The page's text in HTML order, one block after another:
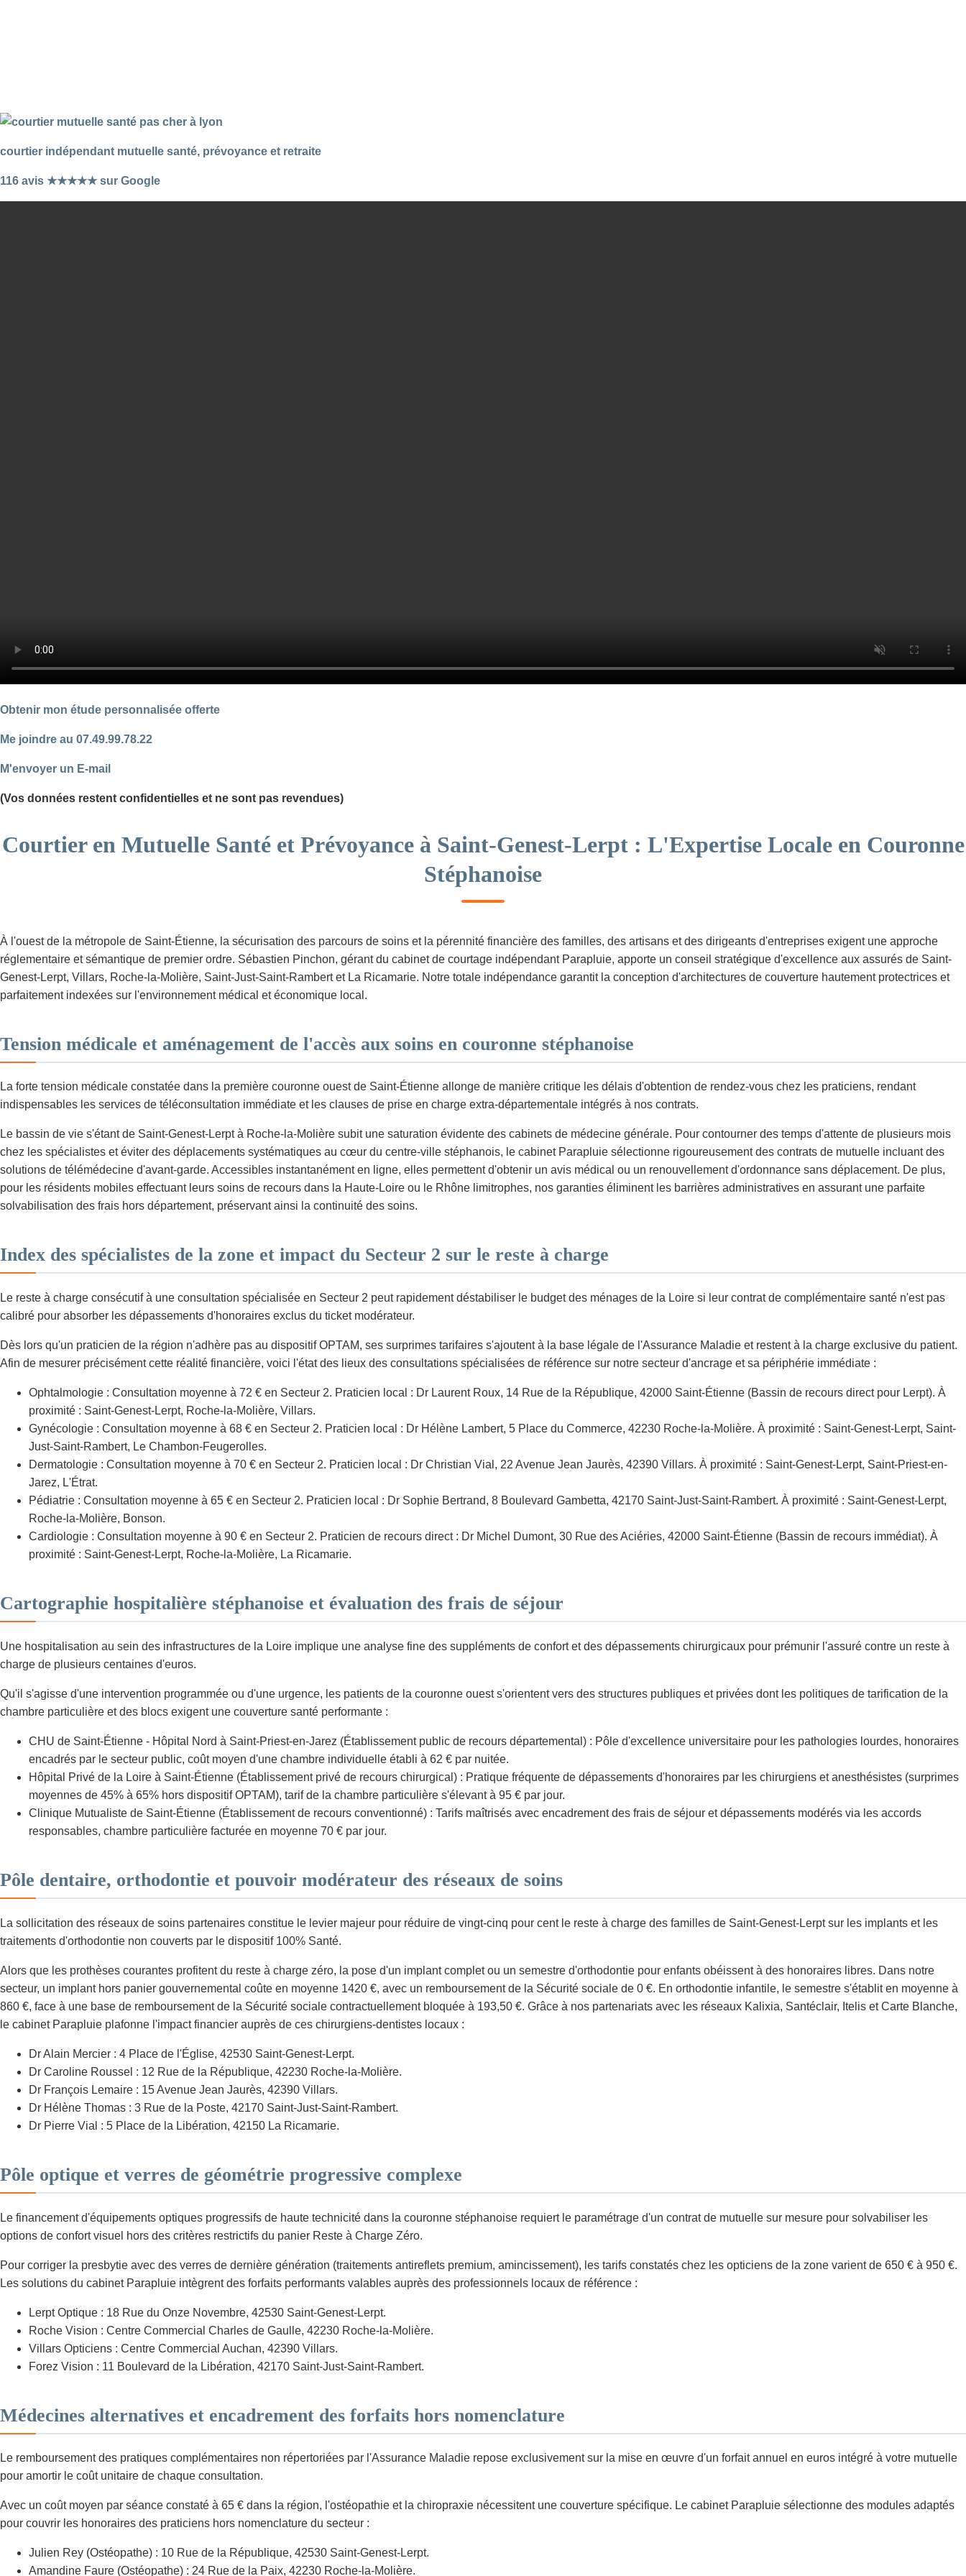
courtier indépendant mutuelle santé, prévoyance et retraite
116 avis ★★★★★ sur Google
Obtenir mon étude personnalisée offerte
Me joindre au 07.49.99.78.22
M'envoyer un E-mail
(Vos données restent confidentielles et ne sont pas revendues)
Courtier en Mutuelle Santé et Prévoyance à Saint-Genest-Lerpt : L'Expertise Locale en Couronne
Stéphanoise
À l'ouest de la métropole de Saint-Étienne, la sécurisation des parcours de soins et la pérennité financière des familles, des artisans et des dirigeants d'entreprises exigent une approche
réglementaire et sémantique de premier ordre. Sébastien Pinchon, gérant du cabinet de courtage indépendant Parapluie, apporte un conseil stratégique d'excellence aux assurés de Saint-
Genest-Lerpt, Villars, Roche-la-Molière, Saint-Just-Saint-Rambert et La Ricamarie. Notre totale indépendance garantit la conception d'architectures de couverture hautement protectrices et
parfaitement indexées sur l'environnement médical et économique local.
Tension médicale et aménagement de l'accès aux soins en couronne stéphanoise
La forte tension médicale constatée dans la première couronne ouest de Saint-Étienne allonge de manière critique les délais d'obtention de rendez-vous chez les praticiens, rendant
indispensables les services de téléconsultation immédiate et les clauses de prise en charge extra-départementale intégrés à nos contrats.
Le bassin de vie s'étant de Saint-Genest-Lerpt à Roche-la-Molière subit une saturation évidente des cabinets de médecine générale. Pour contourner des temps d'attente de plusieurs mois
chez les spécialistes et éviter des déplacements systématiques au cœur du centre-ville stéphanois, le cabinet Parapluie sélectionne rigoureusement des contrats de mutuelle incluant des
solutions de télémédecine d'avant-garde. Accessibles instantanément en ligne, elles permettent d'obtenir un avis médical ou un renouvellement d'ordonnance sans déplacement. De plus,
pour les résidents mobiles effectuant leurs soins de recours dans la Haute-Loire ou le Rhône limitrophes, nos garanties éliminent les barrières administratives en assurant une parfaite
solvabilisation des frais hors département, préservant ainsi la continuité des soins.
Index des spécialistes de la zone et impact du Secteur 2 sur le reste à charge
Le reste à charge consécutif à une consultation spécialisée en Secteur 2 peut rapidement déstabiliser le budget des ménages de la Loire si leur contrat de complémentaire santé n'est pas
calibré pour absorber les dépassements d'honoraires exclus du ticket modérateur.
Dès lors qu'un praticien de la région n'adhère pas au dispositif OPTAM, ses surprimes tarifaires s'ajoutent à la base légale de l'Assurance Maladie et restent à la charge exclusive du patient.
Afin de mesurer précisément cette réalité financière, voici l'état des lieux des consultations spécialisées de référence sur notre secteur d'ancrage et sa périphérie immédiate :
Ophtalmologie : Consultation moyenne à 72 € en Secteur 2. Praticien local : Dr Laurent Roux, 14 Rue de la République, 42000 Saint-Étienne (Bassin de recours direct pour Lerpt). À
proximité : Saint-Genest-Lerpt, Roche-la-Molière, Villars.
Gynécologie : Consultation moyenne à 68 € en Secteur 2. Praticien local : Dr Hélène Lambert, 5 Place du Commerce, 42230 Roche-la-Molière. À proximité : Saint-Genest-Lerpt, Saint-
Just-Saint-Rambert, Le Chambon-Feugerolles.
Dermatologie : Consultation moyenne à 70 € en Secteur 2. Praticien local : Dr Christian Vial, 22 Avenue Jean Jaurès, 42390 Villars. À proximité : Saint-Genest-Lerpt, Saint-Priest-en-
Jarez, L'Étrat.
Pédiatrie : Consultation moyenne à 65 € en Secteur 2. Praticien local : Dr Sophie Bertrand, 8 Boulevard Gambetta, 42170 Saint-Just-Saint-Rambert. À proximité : Saint-Genest-Lerpt,
Roche-la-Molière, Bonson.
Cardiologie : Consultation moyenne à 90 € en Secteur 2. Praticien de recours direct : Dr Michel Dumont, 30 Rue des Aciéries, 42000 Saint-Étienne (Bassin de recours immédiat). À
proximité : Saint-Genest-Lerpt, Roche-la-Molière, La Ricamarie.
Cartographie hospitalière stéphanoise et évaluation des frais de séjour
Une hospitalisation au sein des infrastructures de la Loire implique une analyse fine des suppléments de confort et des dépassements chirurgicaux pour prémunir l'assuré contre un reste à
charge de plusieurs centaines d'euros.
Qu'il s'agisse d'une intervention programmée ou d'une urgence, les patients de la couronne ouest s'orientent vers des structures publiques et privées dont les politiques de tarification de la
chambre particulière et des blocs exigent une couverture santé performante :
CHU de Saint-Étienne - Hôpital Nord à Saint-Priest-en-Jarez (Établissement public de recours départemental) : Pôle d'excellence universitaire pour les pathologies lourdes, honoraires
encadrés par le secteur public, coût moyen d'une chambre individuelle établi à 62 € par nuitée.
Hôpital Privé de la Loire à Saint-Étienne (Établissement privé de recours chirurgical) : Pratique fréquente de dépassements d'honoraires par les chirurgiens et anesthésistes (surprimes
moyennes de 45% à 65% hors dispositif OPTAM), tarif de la chambre particulière s'élevant à 95 € par jour.
Clinique Mutualiste de Saint-Étienne (Établissement de recours conventionné) : Tarifs maîtrisés avec encadrement des frais de séjour et dépassements modérés via les accords
responsables, chambre particulière facturée en moyenne 70 € par jour.
Pôle dentaire, orthodontie et pouvoir modérateur des réseaux de soins
La sollicitation des réseaux de soins partenaires constitue le levier majeur pour réduire de vingt-cinq pour cent le reste à charge des familles de Saint-Genest-Lerpt sur les implants et les
traitements d'orthodontie non couverts par le dispositif 100% Santé.
Alors que les prothèses courantes profitent du reste à charge zéro, la pose d'un implant complet ou un semestre d'orthodontie pour enfants obéissent à des honoraires libres. Dans notre
secteur, un implant hors panier gouvernemental coûte en moyenne 1420 €, avec un remboursement de la Sécurité sociale de 0 €. En orthodontie infantile, le semestre s'établit en moyenne à
860 €, face à une base de remboursement de la Sécurité sociale contractuellement bloquée à 193,50 €. Grâce à nos partenariats avec les réseaux Kalixia, Santéclair, Itelis et Carte Blanche,
le cabinet Parapluie plafonne l'impact financier auprès de ces chirurgiens-dentistes locaux :
Dr Alain Mercier : 4 Place de l'Église, 42530 Saint-Genest-Lerpt.
Dr Caroline Roussel : 12 Rue de la République, 42230 Roche-la-Molière.
Dr François Lemaire : 15 Avenue Jean Jaurès, 42390 Villars.
Dr Hélène Thomas : 3 Rue de la Poste, 42170 Saint-Just-Saint-Rambert.
Dr Pierre Vial : 5 Place de la Libération, 42150 La Ricamarie.
Pôle optique et verres de géométrie progressive complexe
Le financement d'équipements optiques progressifs de haute technicité dans la couronne stéphanoise requiert le paramétrage d'un contrat de mutuelle sur mesure pour solvabiliser les
options de confort visuel hors des critères restrictifs du panier Reste à Charge Zéro.
Pour corriger la presbytie avec des verres de dernière génération (traitements antireflets premium, amincissement), les tarifs constatés chez les opticiens de la zone varient de 650 € à 950 €.
Les solutions du cabinet Parapluie intègrent des forfaits performants valables auprès des professionnels locaux de référence :
Lerpt Optique : 18 Rue du Onze Novembre, 42530 Saint-Genest-Lerpt.
Roche Vision : Centre Commercial Charles de Gaulle, 42230 Roche-la-Molière.
Villars Opticiens : Centre Commercial Auchan, 42390 Villars.
Forez Vision : 11 Boulevard de la Libération, 42170 Saint-Just-Saint-Rambert.
Médecines alternatives et encadrement des forfaits hors nomenclature
Le remboursement des pratiques complémentaires non répertoriées par l'Assurance Maladie repose exclusivement sur la mise en œuvre d'un forfait annuel en euros intégré à votre mutuelle
pour amortir le coût unitaire de chaque consultation.
Avec un coût moyen par séance constaté à 65 € dans la région, l'ostéopathie et la chiropraxie nécessitent une couverture spécifique. Le cabinet Parapluie sélectionne des modules adaptés
pour couvrir les honoraires des praticiens hors nomenclature du secteur :
Julien Rey (Ostéopathe) : 10 Rue de la République, 42530 Saint-Genest-Lerpt.
Amandine Faure (Ostéopathe) : 24 Rue de la Paix, 42230 Roche-la-Molière.